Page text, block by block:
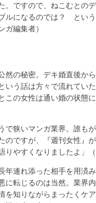
。ですので、ねこむとの
ルになるのでは？ とい
ガ編集者）
然の秘密。デキ婚直後か
いう話は方々で流れてい
この女性は通い婚の状態
で狭いマンガ業界。誰も
のですが、『週刊女性』
りやすくなりましたよ」（
年連れ添った相手を用済
に転じるのは当然。業界
を知りながらまったくケ